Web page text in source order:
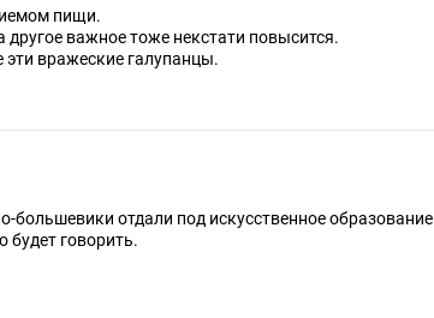
пищи.
другое важное тоже некстати повысится.
эти вражеские галупанцы.
большевики отдали под искусственное образование
будет говорить.